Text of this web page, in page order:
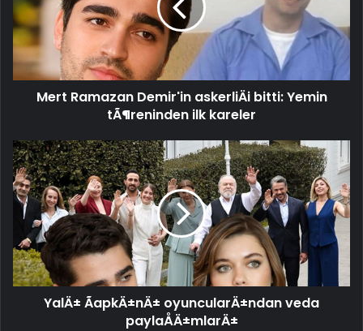
bitti:
Yemin
tÃ¶reninden
ilk
kareler
Mert Ramazan Demir'in askerliÄi bitti: Yemin
tÃ¶reninden ilk kareler
YalÄ±
ÃapkÄ±nÄ±
oyuncularÄ±ndan
veda
paylaÅÄ±mlarÄ±
YalÄ± ÃapkÄ±nÄ± oyuncularÄ±ndan veda
paylaÅÄ±mlarÄ±